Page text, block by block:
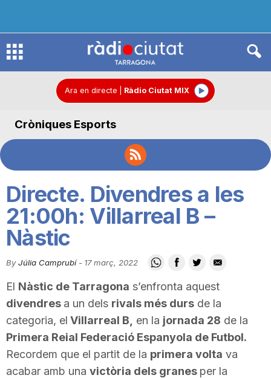
R
d
o
C
i
u
t
Ara en directe Ràdio Ciutat MIX
Cròniques Esports
Directe. Divendres a les
21:00h: Villarreal B –
Nàstic
By Júlia Camprubí- 17 març, 2022
El Nàstic de Tarragona s’enfronta aquest
divendres a un dels rivals més durs de la
categoria, el Villarreal B, en la jornada 28 de la
Primera Reial Federació Espanyola de Futbol.
Recordem que el partit de la primera volta va
acabar amb una victòria dels granes per la